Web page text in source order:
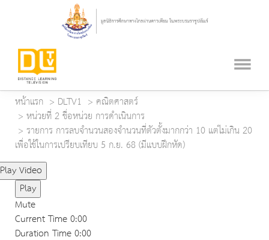
หน้าแรก DLTV1
คณิตศาสตร์
หน่วยที่ 2 ชื่อหน่วย การดำเนินการ
รายการ การลบจำนวนสองจำนวนที่ตัวตั้งมากกว่า 10 แต่ไม่เกิน 20
เพื่อใช้ในการเปรียบเทียบ 5 ก.ย. 68 (มีแบบฝึกหัด)
Play Video
Play
Mute
Current Time0:00
Duration Time0:00